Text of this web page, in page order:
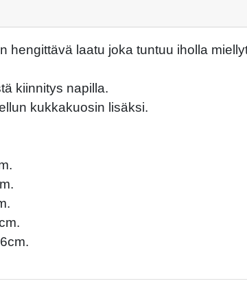
hengittävä laatu joka tuntuu iholla
kiinnitys napilla.
kukkakuosin lisäksi.